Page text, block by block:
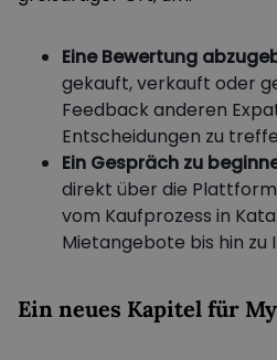
Eine Bewertung
gekauft, verkauft oder
Feedback anderen
Entscheidungen zu
Ein Gespräch zu
direkt über die
vom Kaufprozess in
Mietangebote bis hin
Ein neues Kapitel für